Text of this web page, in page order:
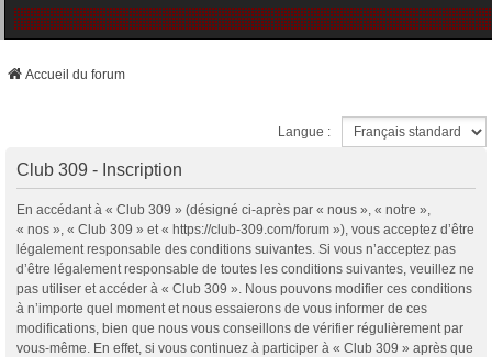
Accueil du forum
Langue :
Club 309 - Inscription
En accédant à « Club 309 » (désigné ci-après par « nous », « notre »,
« nos », « Club 309 » et « https://club-309.com/forum »), vous acceptez d’être
légalement responsable des conditions suivantes. Si vous n’acceptez pas
d’être légalement responsable de toutes les conditions suivantes, veuillez ne
pas utiliser et accéder à « Club 309 ». Nous pouvons modifier ces conditions
à n’importe quel moment et nous essaierons de vous informer de ces
modifications, bien que nous vous conseillons de vérifier régulièrement par
vous-même. En effet, si vous continuez à participer à « Club 309 » après que